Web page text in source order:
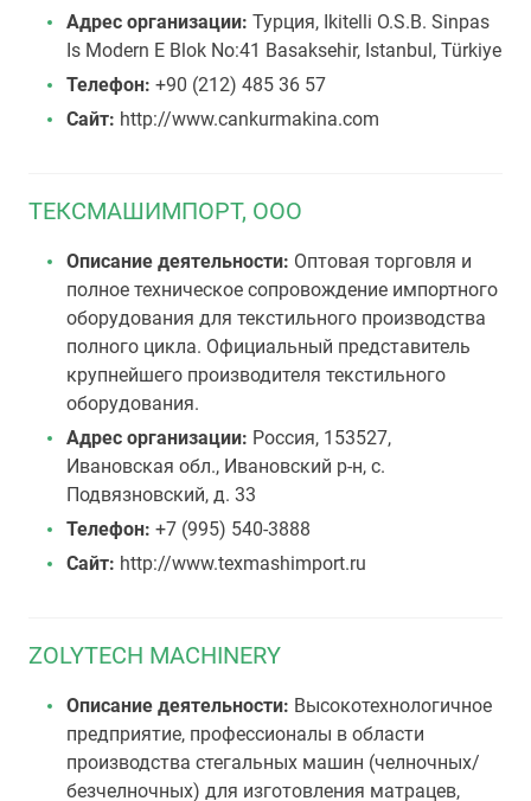
Адрес организации: Турция, Ikitelli O.S.B. Sinpas
Is Modern E Blok No:41 Basaksehir, Istanbul, Türkiye
Телефон: +90 (212) 485 36 57
Сайт: http://www.cankurmakina.com
ТЕКСМАШИМПОРТ, ООО
Описание деятельности: Оптовая торговля и
полное техническое сопровождение импортного
оборудования для текстильного производства
полного цикла. Официальный представитель
крупнейшего производителя текстильного
оборудования.
Адрес организации: Россия, 153527,
Ивановская обл., Ивановский р-н, с.
Подвязновский, д. 33
Телефон: +7 (995) 540-3888
Сайт: http://www.texmashimport.ru
ZOLYTECH MACHINERY
Описание деятельности: Высокотехнологичное
предприятие, профессионалы в области
производства стегальных машин (челночных/
безчелночных) для изготовления матрацев,